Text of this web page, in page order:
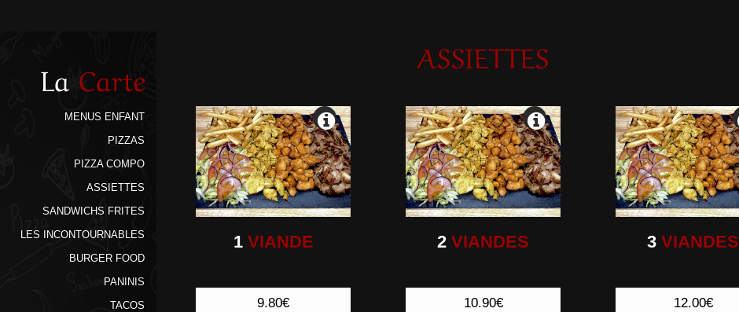
La Carte
MENUS ENFANT
PIZZAS
PIZZA COMPO
ASSIETTES
SANDWICHS FRITES
LES INCONTOURNABLES
BURGER FOOD
PANINIS
TACOS
ASSIETTES
1VIANDE
9.80€
2 VIANDES
10.90€
3 VIANDES
12.00€